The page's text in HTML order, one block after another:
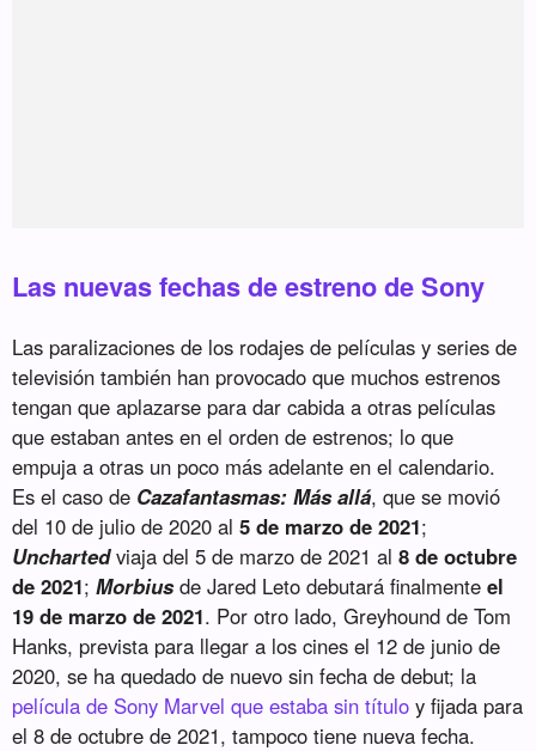
Las nuevas fechas de estreno de Sony
Las paralizaciones de los rodajes de películas y series de
televisión también han provocado que muchos estrenos
tengan que aplazarse para dar cabida a otras películas
que estaban antes en el orden de estrenos; lo que
empuja a otras un poco más adelante en el calendario.
Es el caso de Cazafantasmas: Más allá, que se movió
del 10 de julio de 2020 al5 de marzo de 2021;
Unchartedviaja del 5 de marzo de 2021 al8 de octubre
de 2021;Morbiusde Jared Leto debutará finalmenteel
19 de marzo de 2021. Por otro lado, Greyhound de Tom
Hanks, prevista para llegar a los cines el 12 de junio de
2020, se ha quedado de nuevo sin fecha de debut; la
película de Sony Marvel que estaba sin título y fijada para
el 8 de octubre de 2021, tampoco tiene nueva fecha.